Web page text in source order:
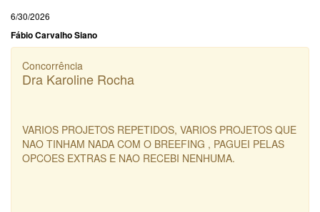
6/30/2026
Fábio Carvalho Siano
Concorrência
Dra Karoline Rocha
VARIOS PROJETOS REPETIDOS, VARIOS PROJETOS QUE
NAO TINHAM NADA COM O BREEFING , PAGUEI PELAS
OPCOES EXTRAS E NAO RECEBI NENHUMA.